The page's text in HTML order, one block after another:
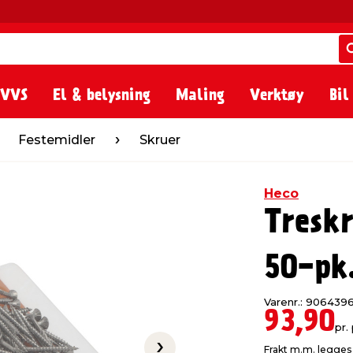
El & belysning Maling Verktøy
Skruer
Festemidler Skruer
Heco
50-
Varenr.: 9064396
93,90pr.
Frakt m.m. legges